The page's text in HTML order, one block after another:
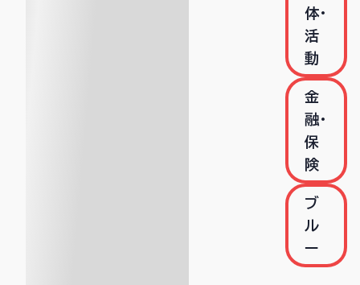
体・
活
動
金
融・
保
険
ブ
ル
ー